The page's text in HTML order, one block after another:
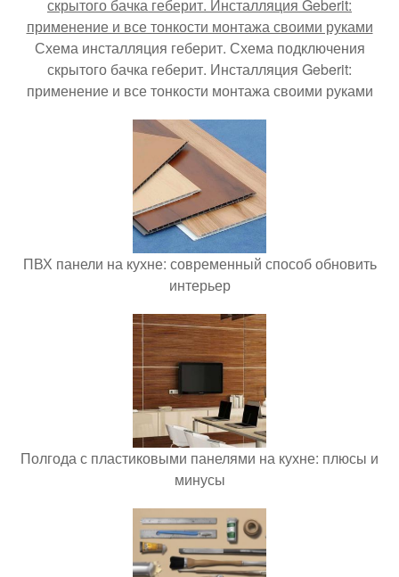
Схема инсталляция геберит. Схема подключения
скрытого бачка геберит. Инсталляция Geberit:
применение и все тонкости монтажа своими руками
ПВХ панели на кухне: современный способ обновить
интерьер
Полгода с пластиковыми панелями на кухне: плюсы и
минусы